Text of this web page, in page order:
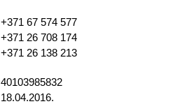
+371 67 574 577
+371 26 708 174
+371 26 138 213
40103985832
18.04.2016.